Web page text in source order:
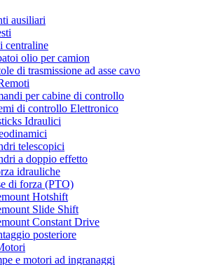
ausiliari
centraline
olio per camion
di trasmissione ad asse cavo
per cabine di controllo
di controllo Elettronico
Idraulici
telescopici
a doppio effetto
idrauliche
di forza (PTO)
Hotshift
Slide Shift
Constant Drive
posteriore
e motori ad ingranaggi